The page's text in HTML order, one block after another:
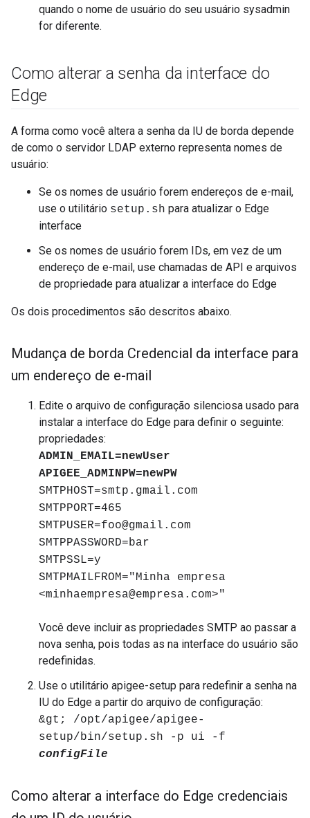
quando o nome de usuário do seu usuário sysadmin
for diferente.
Como alterar a senha da interface do
Edge
A forma como você altera a senha da IU de borda depende
de como o servidor LDAP externo representa nomes de
usuário:
Se os nomes de usuário forem endereços de e-mail,
use o utilitário setup.sh para atualizar o Edge
interface
Se os nomes de usuário forem IDs, em vez de um
endereço de e-mail, use chamadas de API e arquivos
de propriedade para atualizar a interface do Edge
Os dois procedimentos são descritos abaixo.
Mudança de borda Credencial da interface para
um endereço de e-mail
Edite o arquivo de configuração silenciosa usado para
instalar a interface do Edge para definir o seguinte:
propriedades:
ADMIN_EMAIL=newUser
APIGEE_ADMINPW=newPW
SMTPHOST=smtp.gmail.com
SMTPPORT=465
SMTPUSER=foo@gmail.com
SMTPPASSWORD=bar
SMTPSSL=y
SMTPMAILFROM="Minha empresa
<minhaempresa@empresa.com>"
Você deve incluir as propriedades SMTP ao passar a
nova senha, pois todas as na interface do usuário são
redefinidas.
Use o utilitário apigee-setup para redefinir a senha na
IU do Edge a partir do arquivo de configuração:
&gt; /opt/apigee/apigee-
setup/bin/setup.sh -p ui -f
configFile
Como alterar a interface do Edge credenciais